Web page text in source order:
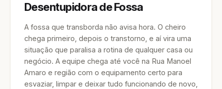
Desentupidora de Fossa
A fossa que transborda não avisa hora. O cheiro
chega primeiro, depois o transtorno, e aí vira uma
situação que paralisa a rotina de qualquer casa ou
negócio. A equipe chega até você na Rua Manoel
Amaro e região com o equipamento certo para
esvaziar, limpar e deixar tudo funcionando de novo,